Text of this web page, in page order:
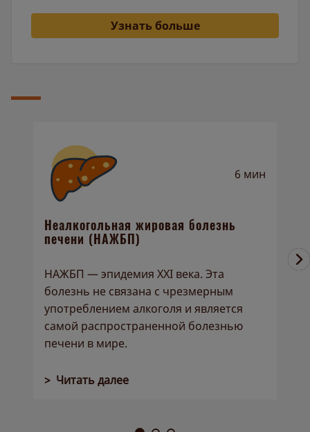
Узнать больше
6 мин
Неалкогольная жировая болезнь
печени (НАЖБП)
НАЖБП — эпидемия XXI века. Эта
болезнь не связана с чрезмерным
употреблением алкоголя и является
самой распространенной болезнью
печени в мире.
> Читать далее